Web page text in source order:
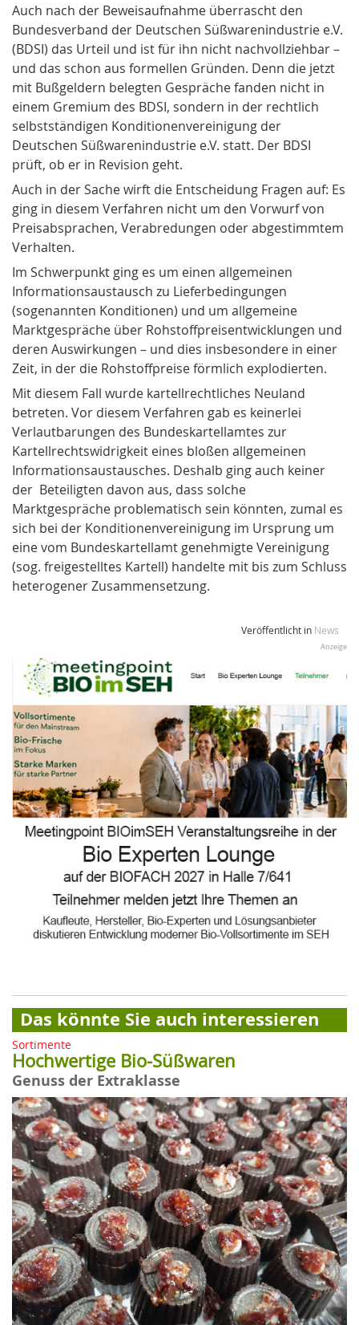
Auch nach der Beweisaufnahme überrascht den
Bundesverband der Deutschen Süßwarenindustrie e.V.
(BDSI) das Urteil und ist für ihn nicht nachvollziehbar –
und das schon aus formellen Gründen. Denn die jetzt
mit Bußgeldern belegten Gespräche fanden nicht in
einem Gremium des BDSI, sondern in der rechtlich
selbstständigen Konditionenvereinigung der
Deutschen Süßwarenindustrie e.V. statt. Der BDSI
prüft, ob er in Revision geht.
Auch in der Sache wirft die Entscheidung Fragen auf: Es
ging in diesem Verfahren nicht um den Vorwurf von
Preisabsprachen, Verabredungen oder abgestimmtem
Verhalten.
Im Schwerpunkt ging es um einen allgemeinen
Informationsaustausch zu Lieferbedingungen
(sogenannten Konditionen) und um allgemeine
Marktgespräche über Rohstoffpreisentwicklungen und
deren Auswirkungen – und dies insbesondere in einer
Zeit, in der die Rohstoffpreise förmlich explodierten.
Mit diesem Fall wurde kartellrechtliches Neuland
betreten. Vor diesem Verfahren gab es keinerlei
Verlautbarungen des Bundeskartellamtes zur
Kartellrechtswidrigkeit eines bloßen allgemeinen
Informationsaustausches. Deshalb ging auch keiner
der Beteiligten davon aus, dass solche
Marktgespräche problematisch sein könnten, zumal es
sich bei der Konditionenvereinigung im Ursprung um
eine vom Bundeskartellamt genehmigte Vereinigung
(sog. freigestelltes Kartell) handelte mit bis zum Schluss
heterogener Zusammensetzung.
Veröffentlicht in News
Anzeige
Das könnte Sie auch interessieren
Sortimente
Hochwertige Bio-Süßwaren
Genuss der Extraklasse